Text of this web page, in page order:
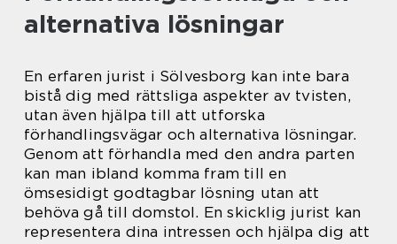
alternativa lösningar
En erfaren jurist i Sölvesborg kan inte bara
bistå dig med rättsliga aspekter av tvisten,
utan även hjälpa till att utforska
förhandlingsvägar och alternativa lösningar.
Genom att förhandla med den andra parten
kan man ibland komma fram till en
ömsesidigt godtagbar lösning utan att
behöva gå till domstol. En skicklig jurist kan
representera dina intressen och hjälpa dig att